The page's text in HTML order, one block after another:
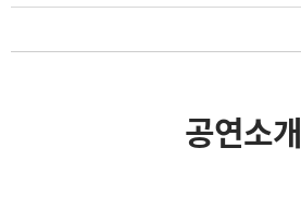
공연소개